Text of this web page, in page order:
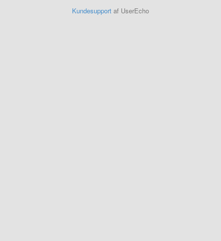
Kundesupport af UserEcho